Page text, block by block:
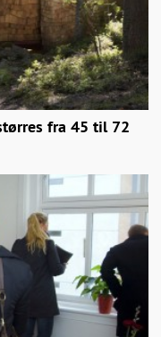
fra 45 til 72